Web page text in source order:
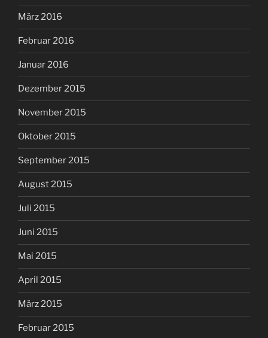
März 2016
Februar 2016
Januar 2016
Dezember 2015
November 2015
Oktober 2015
September 2015
August 2015
Juli 2015
Juni 2015
Mai 2015
April 2015
März 2015
Februar 2015